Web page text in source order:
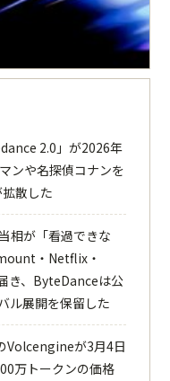
2.0」が2026年
ンや名探偵コナンを
散した
相が「看過できな
・Netflix・
き、ByteDanceは公
ル展開を保留した
Volcengineが3月4日
万トークンの価格